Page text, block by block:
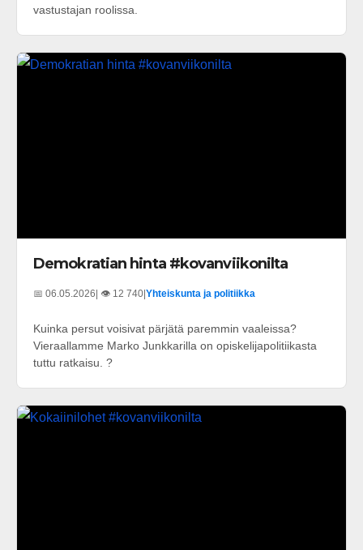
vastustajan roolissa.
Demokratian hinta #kovanviikonilta
📅 06.05.2026| 👁️ 12 740|Yhteiskunta ja politiikka
Kuinka persut voisivat pärjätä paremmin vaaleissa?
Vieraallamme Marko Junkkarilla on opiskelijapolitiikasta
tuttu ratkaisu. ?